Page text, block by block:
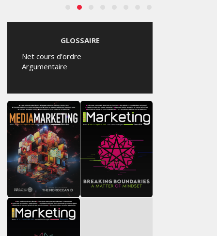
GLOSSAIRE
Net cours d’ordre
Argumentaire